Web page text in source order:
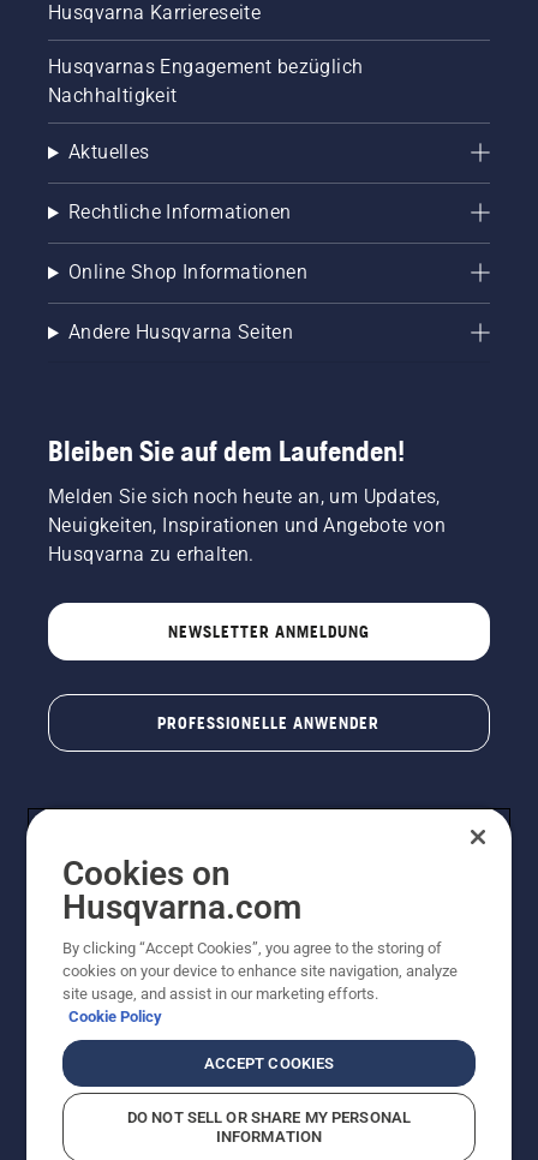
Husqvarna Karriereseite
Husqvarnas Engagement bezüglich
Nachhaltigkeit
Aktuelles
Rechtliche Informationen
Online Shop Informationen
Andere Husqvarna Seiten
Bleiben Sie auf dem Laufenden!
Melden Sie sich noch heute an, um Updates,
Neuigkeiten, Inspirationen und Angebote von
Husqvarna zu erhalten.
NEWSLETTER ANMELDUNG
PROFESSIONELLE ANWENDER
© Husqvarna AB (publ). Alle Rechte vorbehalten. Bei
den Preisangaben handelt es sich um unverbindliche
Preisempfehlungen in Euro inkl. der gesetzlichen
Preisempfehlungen (inkl. MwSt), es sei denn sie sind für
den direkten Kauf verfügbar.
Cookie-RichtlinieNutzungsbedingungen Datenschutzerklärung
Vermutete Verstöße melden
Cookies on
Husqvarna.com
By clicking “Accept Cookies”, you agree to the storing of
cookies on your device to enhance site navigation, analyze
site usage, and assist in our marketing efforts.
Cookie Policy
ACCEPT COOKIES
DO NOT SELL OR SHARE MY PERSONAL
INFORMATION